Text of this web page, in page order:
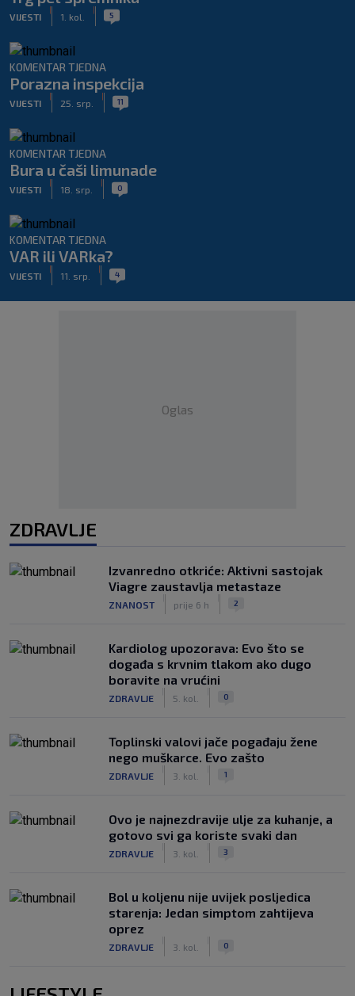
VIJESTI 1. kol. 5
KOMENTAR TJEDNA
Porazna inspekcija
VIJESTI 25. srp. 11
KOMENTAR TJEDNA
Bura u čaši limunade
VIJESTI 18. srp. 0
KOMENTAR TJEDNA
VAR ili VARka?
VIJESTI 11. srp. 4
Oglas
ZDRAVLJE
Izvanredno otkriće: Aktivni sastojak
Viagre zaustavlja metastaze
ZNANOST prije 6 h 2
Kardiolog upozorava: Evo što se
događa s krvnim tlakom ako dugo
boravite na vrućini
ZDRAVLJE 5. kol. 0
Toplinski valovi jače pogađaju žene
nego muškarce. Evo zašto
ZDRAVLJE 3. kol. 1
Ovo je najnezdravije ulje za kuhanje, a
gotovo svi ga koriste svaki dan
ZDRAVLJE 3. kol. 3
Bol u koljenu nije uvijek posljedica
starenja: Jedan simptom zahtijeva
oprez
ZDRAVLJE 3. kol. 0